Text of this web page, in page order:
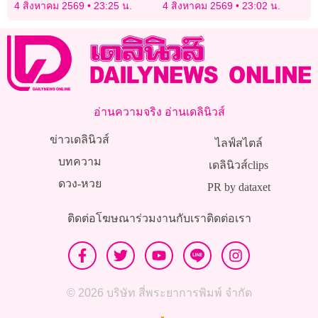
4 สิงหาคม 2569 23:25 น. 4 สิงหาคม 2569 23:02 น.
อ่านความจริง อ่านเดลินิวส์
ข่าวเดลินิวส์
บทความ
ดวง-หวย
ไลฟ์สไตล์
เดลินิวส์clips
PR by dataxet
ติดต่อโฆษณาร่วมงานกับเราติดต่อเรา
© 2026 บริษัท สี่พระยาการพิมพ์ จำกัด